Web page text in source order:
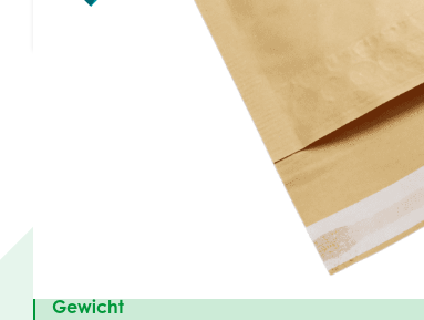
Technische Daten
Gewicht